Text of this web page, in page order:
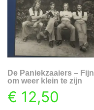
De Paniekzaaiers – Fijn
om weer klein te zijn
€ 12,50